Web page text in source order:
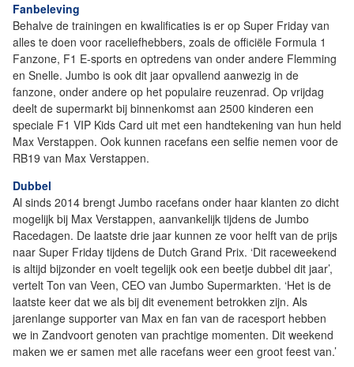
Fanbeleving
Behalve de trainingen en kwalificaties is er op Super Friday van
alles te doen voor raceliefhebbers, zoals de officiële Formula 1
Fanzone, F1 E-sports en optredens van onder andere Flemming
en Snelle. Jumbo is ook dit jaar opvallend aanwezig in de
fanzone, onder andere op het populaire reuzenrad. Op vrijdag
deelt de supermarkt bij binnenkomst aan 2500 kinderen een
speciale F1 VIP Kids Card uit met een handtekening van hun held
Max Verstappen. Ook kunnen racefans een selfie nemen voor de
RB19 van Max Verstappen.
Dubbel
Al sinds 2014 brengt Jumbo racefans onder haar klanten zo dicht
mogelijk bij Max Verstappen, aanvankelijk tijdens de Jumbo
Racedagen. De laatste drie jaar kunnen ze voor helft van de prijs
naar Super Friday tijdens de Dutch Grand Prix. ‘Dit raceweekend
is altijd bijzonder en voelt tegelijk ook een beetje dubbel dit jaar’,
vertelt Ton van Veen, CEO van Jumbo Supermarkten. ‘Het is de
laatste keer dat we als bij dit evenement betrokken zijn. Als
jarenlange supporter van Max en fan van de racesport hebben
we in Zandvoort genoten van prachtige momenten. Dit weekend
maken we er samen met alle racefans weer een groot feest van.’